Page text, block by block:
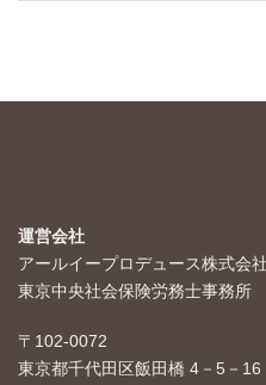
運営会社
アールイープロデュース株式会社
東京中央社会保険労務士事務所
〒102-0072
東京都千代田区飯田橋 4－5－